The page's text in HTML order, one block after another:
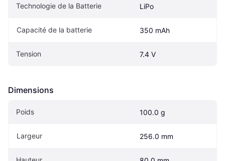
Technologie de la Batterie LiPo
Capacité de la batterie 350 mAh
Tension 7.4 V
Dimensions
Poids 100.0 g
Largeur 256.0 mm